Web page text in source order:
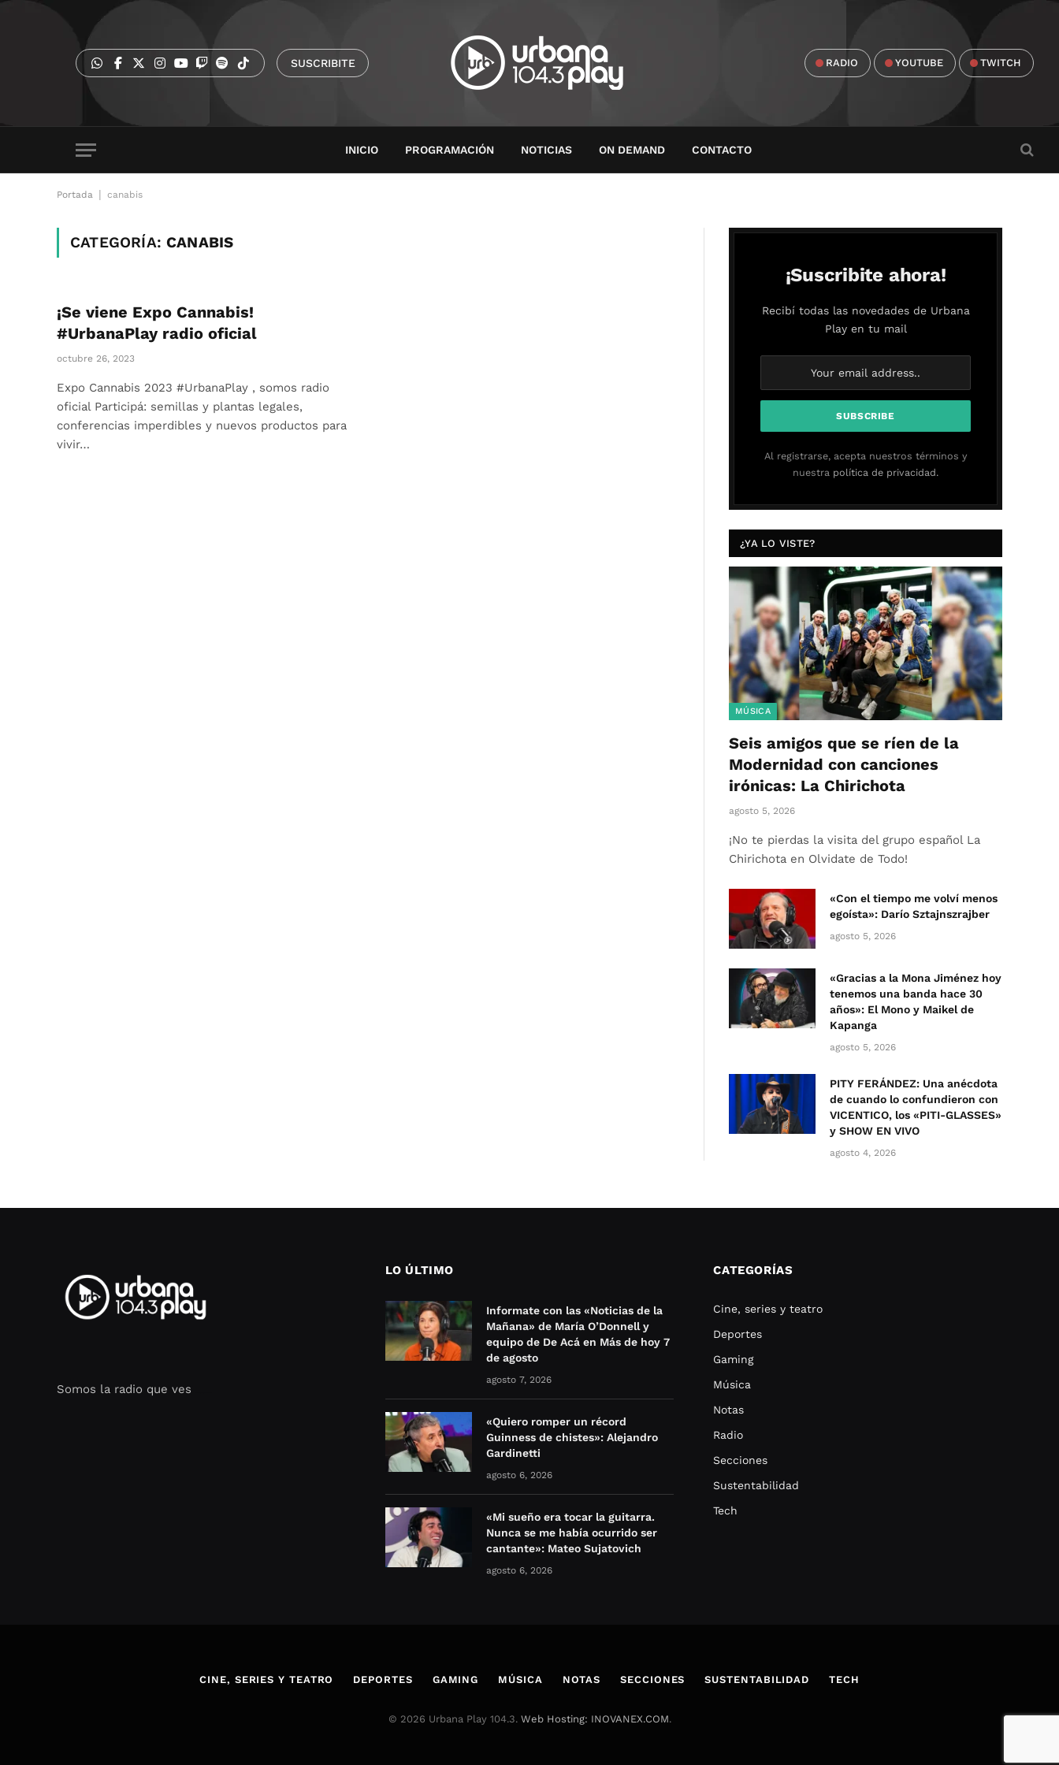
SUSCRIBITE RADIO YOUTUBE TWITCH
INICIO PROGRAMACIÓN NOTICIAS ON DEMAND CONTACTO
Portada canabis
CATEGORÍA:CANABIS
¡Se viene Expo Cannabis!
#UrbanaPlay radio oficial
octubre 26, 2023
Expo Cannabis 2023 #UrbanaPlay , somos radio
oficial Participá: semillas y plantas legales,
conferencias imperdibles y nuevos productos para
vivir…
¡Suscribite ahora!
Recibí todas las novedades de Urbana
Play en tu mail
Al registrarse, acepta nuestros términos y
nuestra política de privacidad.
¿YA LO VISTE?
MÚSICA
Seis amigos que se ríen de la
Modernidad con canciones
irónicas: La Chirichota
agosto 5, 2026
¡No te pierdas la visita del grupo español La
Chirichota en Olvidate de Todo!
«Con el tiempo me volví menos
egoísta»: Darío Sztajnszrajber
agosto 5, 2026
«Gracias a la Mona Jiménez hoy
tenemos una banda hace 30
años»: El Mono y Maikel de
Kapanga
agosto 5, 2026
PITY FERÁNDEZ: Una anécdota
de cuando lo confundieron con
VICENTICO, los «PITI-GLASSES»
y SHOW EN VIVO
agosto 4, 2026
Somos la radio que ves
LO ÚLTIMO
Informate con las «Noticias de la
Mañana» de María O’Donnell y
equipo de De Acá en Más de hoy 7
de agosto
agosto 7, 2026
«Quiero romper un récord
Guinness de chistes»: Alejandro
Gardinetti
agosto 6, 2026
«Mi sueño era tocar la guitarra.
Nunca se me había ocurrido ser
cantante»: Mateo Sujatovich
agosto 6, 2026
CATEGORÍAS
Cine, series y teatro
Deportes
Gaming
Música
Notas
Radio
Secciones
Sustentabilidad
Tech
CINE, SERIES Y TEATRO DEPORTES GAMING MÚSICA NOTAS SECCIONES SUSTENTABILIDAD TECH
© 2026 Urbana Play 104.3. Web Hosting: INOVANEX.COM.